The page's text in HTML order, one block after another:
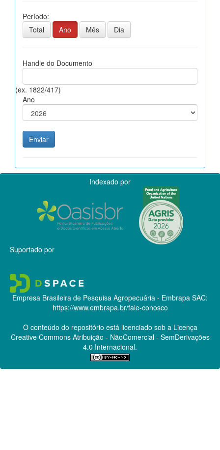
Período:
Total
Ano Mês Dia
Handle do Documento
(ex. 1822/417)
Ano
Indexado por
Suportado por
Empresa Brasileira de Pesquisa Agropecuária - Embrapa SAC:
https://www.embrapa.br/fale-conosco
O conteúdo do repositório está licenciado sob a Licença
Creative CommonsAtribuição - NãoComercial - SemDerivações
4.0 Internacional.